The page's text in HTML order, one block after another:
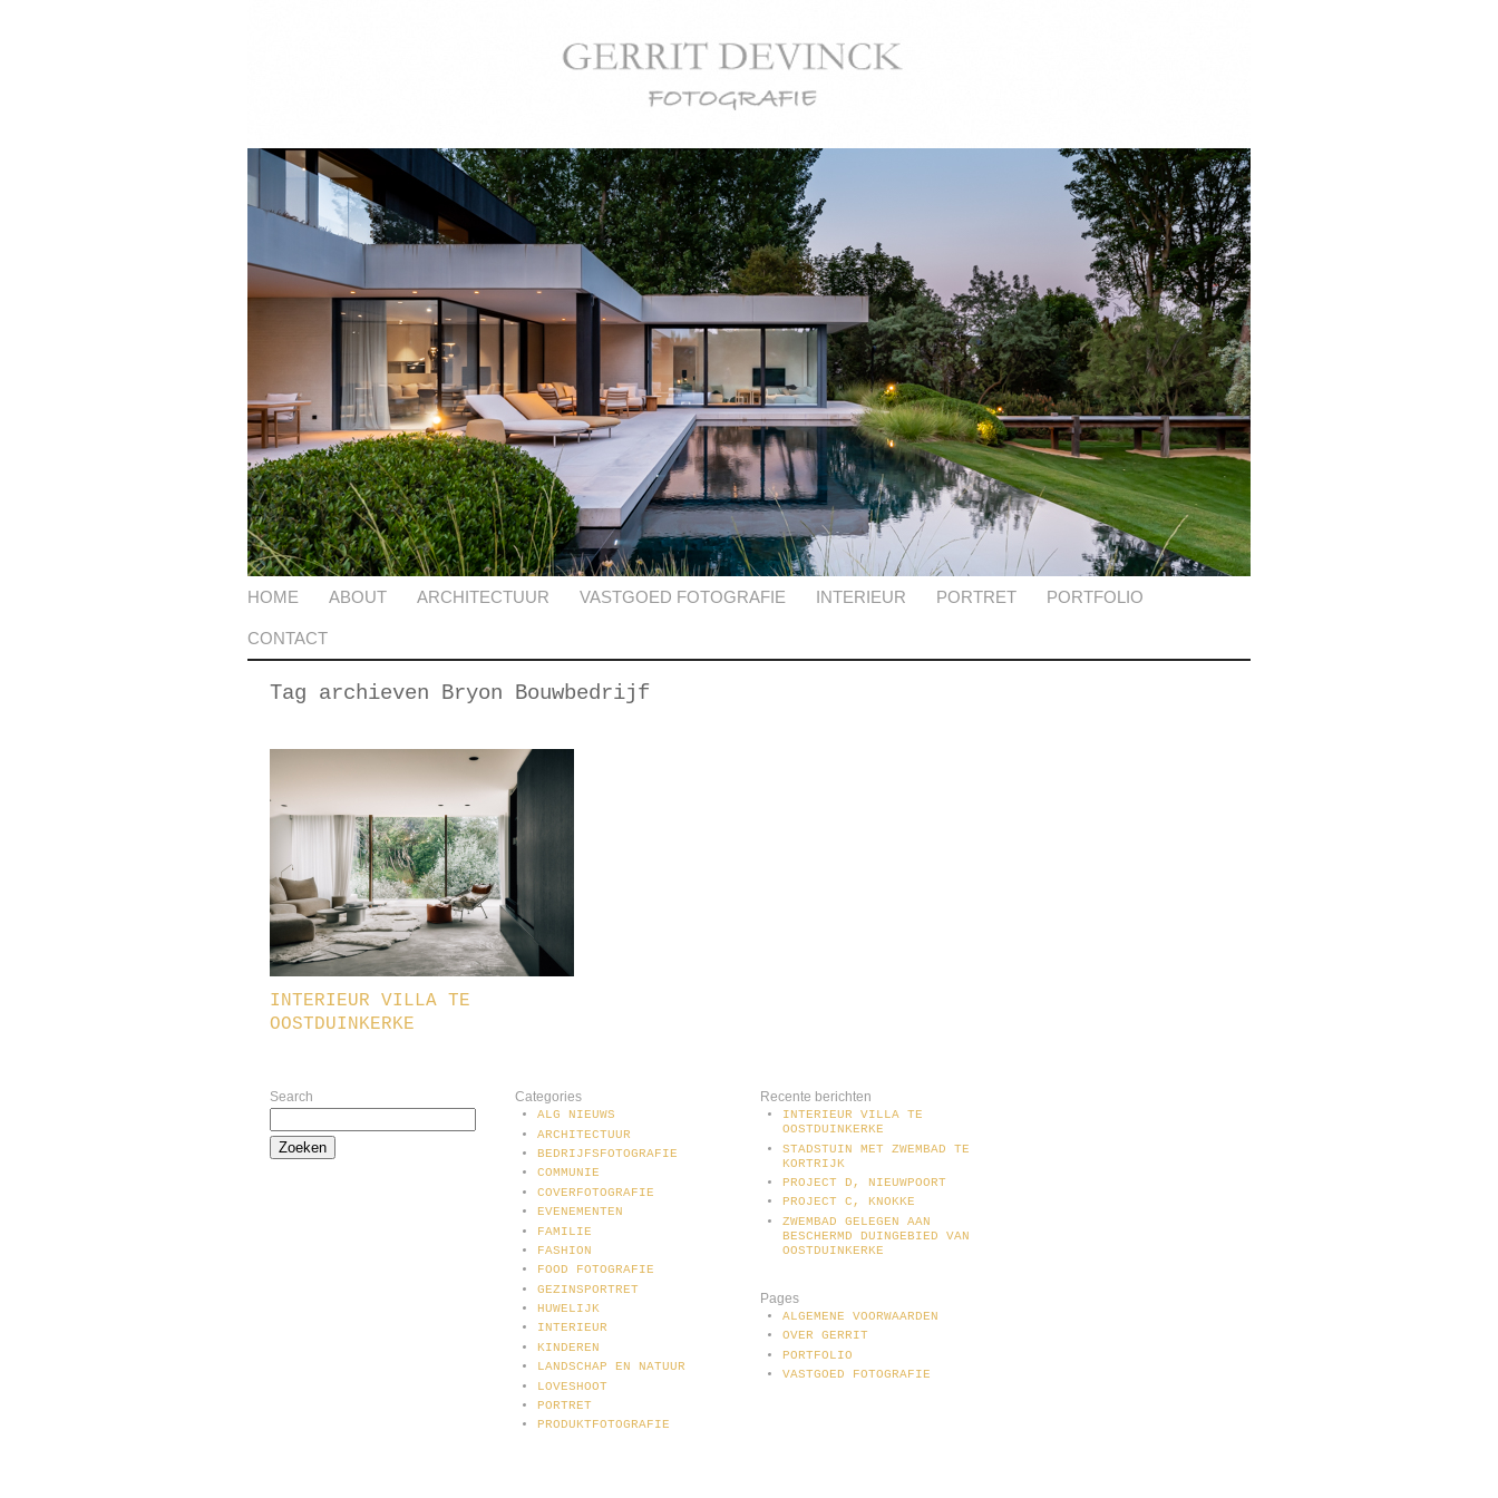
HOME ABOUT ARCHITECTUUR VASTGOED FOTOGRAFIE INTERIEUR PORTRET PORTFOLIO
CONTACT
Tag archieven Bryon Bouwbedrijf
INTERIEUR VILLA TE
OOSTDUINKERKE
Search
naar:
Categories
ALG NIEUWS
ARCHITECTUUR
BEDRIJFSFOTOGRAFIE
COMMUNIE
COVERFOTOGRAFIE
EVENEMENTEN
FAMILIE
FASHION
FOOD FOTOGRAFIE
GEZINSPORTRET
HUWELIJK
INTERIEUR
KINDEREN
LANDSCHAP EN NATUUR
LOVESHOOT
PORTRET
PRODUKTFOTOGRAFIE
Recente berichten
INTERIEUR VILLA TE
OOSTDUINKERKE
STADSTUIN MET ZWEMBAD TE
KORTRIJK
PROJECT D, NIEUWPOORT
PROJECT C, KNOKKE
ZWEMBAD GELEGEN AAN
BESCHERMD DUINGEBIED VAN
OOSTDUINKERKE
Pages
ALGEMENE VOORWAARDEN
OVER GERRIT
PORTFOLIO
VASTGOED FOTOGRAFIE